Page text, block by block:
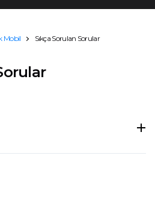
Mobil Sıkça Sorulan Sorular